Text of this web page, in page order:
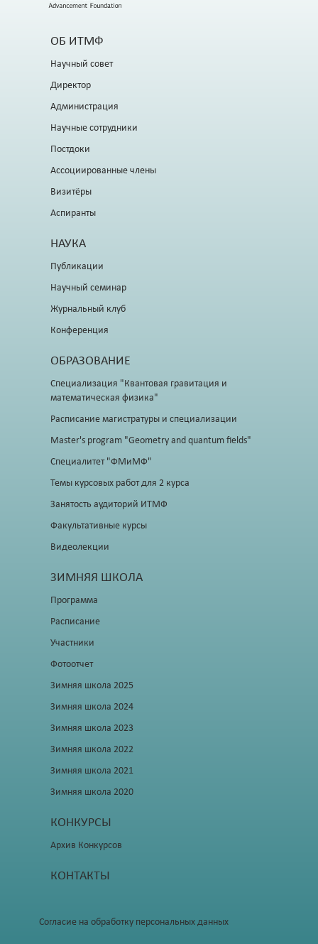
ОБ ИТМФ
Научный совет
Директор
Администрация
Научные сотрудники
Постдоки
Ассоциированные члены
Визитёры
Аспиранты
НАУКА
Публикации
Научный семинар
Журнальный клуб
Конференция
ОБРАЗОВАНИЕ
Специализация "Квантовая гравитация и
математическая физика"
Расписание магистратуры и специализации
Master's program "Geometry and quantum fields"
Специалитет "ФМиМФ"
Темы курсовых работ для 2 курса
Занятость аудиторий ИТМФ
Факультативные курсы
Видеолекции
ЗИМНЯЯ ШКОЛА
Программа
Расписание
Участники
Фотоотчет
Зимняя школа 2025
Зимняя школа 2024
Зимняя школа 2023
Зимняя школа 2022
Зимняя школа 2021
Зимняя школа 2020
КОНКУРСЫ
Архив Конкурсов
КОНТАКТЫ
Согласие на обработку персональных данных